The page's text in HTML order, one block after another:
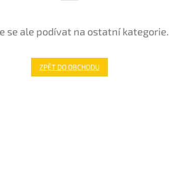
se ale podívat na ostatní kategorie.
ZPĚT DO OBCHODU